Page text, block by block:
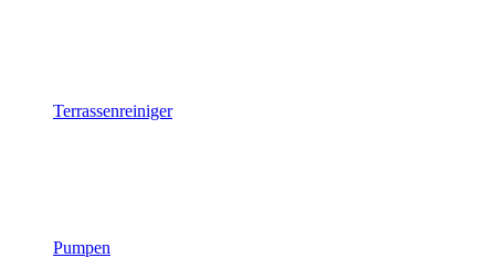
Terrassenreiniger
Pumpen